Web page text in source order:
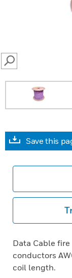
SEARCH
Save this
Data Cable
conductors
coil length.